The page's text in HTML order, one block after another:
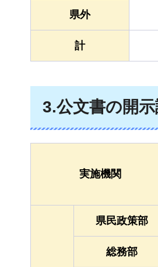
県外
計
3.公文書の開
実施機関
県民政策部
総務部